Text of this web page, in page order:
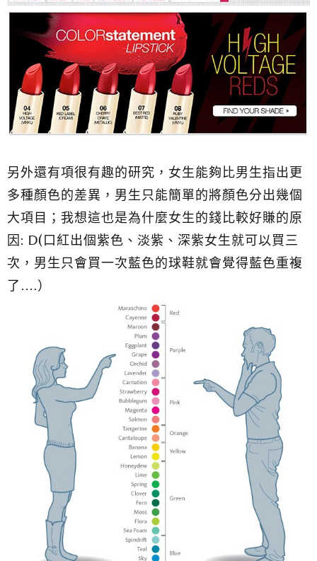
另外還有項很有趣的研究，女生能夠比男生指出更
多種顏色的差異，男生只能簡單的將顏色分出幾個
大項目；我想這也是為什麼女生的錢比較好賺的原
因: D(口紅出個紫色、淡紫、深紫女生就可以買三
次，男生只會買一次藍色的球鞋就會覺得藍色重複
了….）